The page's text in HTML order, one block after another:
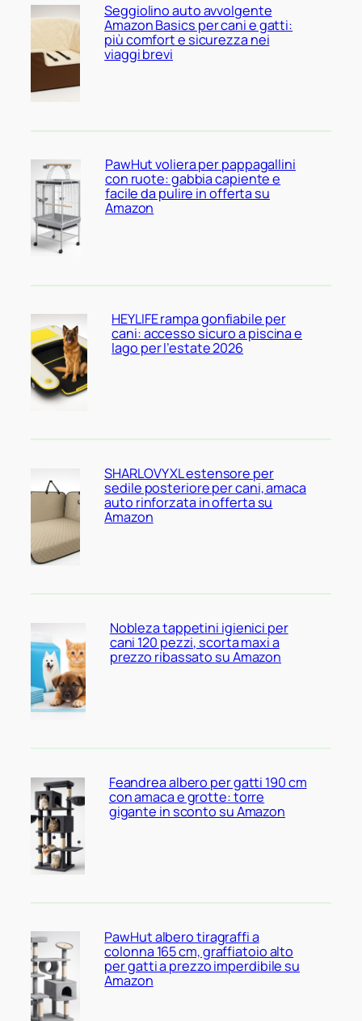
Seggiolino auto avvolgente
Amazon Basics per cani e gatti:
più comfort e sicurezza nei
viaggi brevi
PawHut voliera per pappagallini
con ruote: gabbia capiente e
facile da pulire in offerta su
Amazon
HEYLIFE rampa gonfiabile per
cani: accesso sicuro a piscina e
lago per l’estate 2026
SHARLOVY XL estensore per
sedile posteriore per cani, amaca
auto rinforzata in offerta su
Amazon
Nobleza tappetini igienici per
cani 120 pezzi, scorta maxi a
prezzo ribassato su Amazon
Feandrea albero per gatti 190 cm
con amaca e grotte: torre
gigante in sconto su Amazon
PawHut albero tiragraffi a
colonna 165 cm, graffiatoio alto
per gatti a prezzo imperdibile su
Amazon